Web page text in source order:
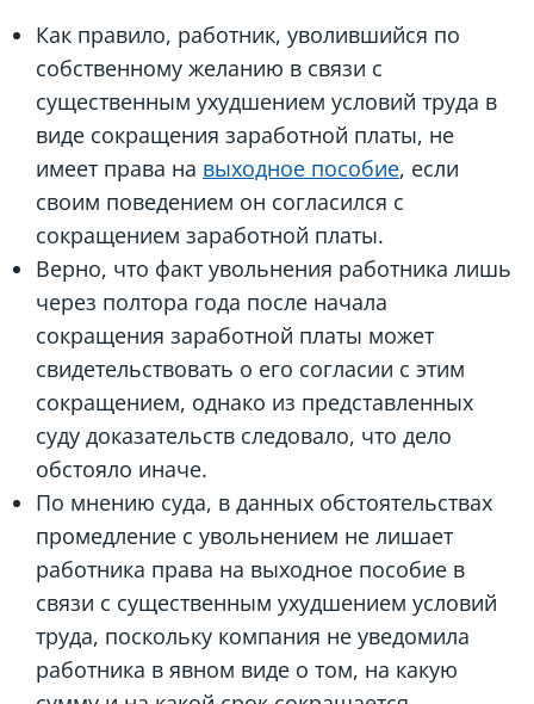
Как правило, работник, уволившийся по
собственному желанию в связи с
существенным ухудшением условий труда в
виде сокращения заработной платы, не
имеет права на выходное пособие, если
своим поведением он согласился с
сокращением заработной платы.
Верно, что факт увольнения работника лишь
через полтора года после начала
сокращения заработной платы может
свидетельствовать о его согласии с этим
сокращением, однако из представленных
суду доказательств следовало, что дело
обстояло иначе.
По мнению суда, в данных обстоятельствах
промедление с увольнением не лишает
работника права на выходное пособие в
связи с существенным ухудшением условий
труда, поскольку компания не уведомила
работника в явном виде о том, на какую